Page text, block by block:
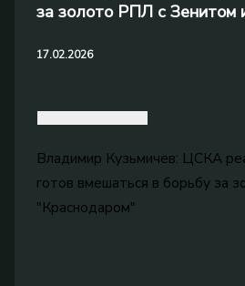
за золото РПЛ с Зенитом
17.02.2026
Владимир Кузьмичев: ЦСКА
готов вмешаться в борьбу за
"Краснодаром"